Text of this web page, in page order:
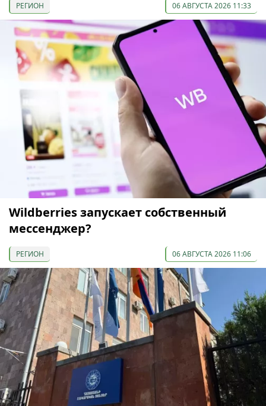
РЕГИОН 06 АВГУСТА 2026 11:33
Wildberries запускает собственный
мессенджер?
РЕГИОН 06 АВГУСТА 2026 11:06